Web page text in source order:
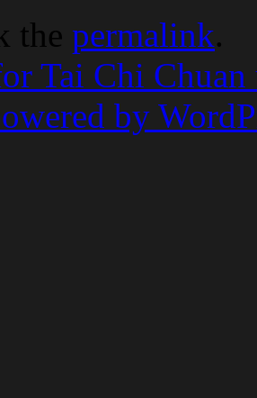
the permalink.
Tai Chi Chuan
by